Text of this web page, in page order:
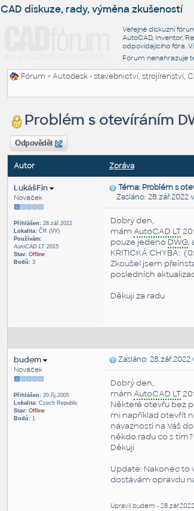
CAD diskuze, rady, výměna zkušeností
Veřejné diskuzní
AutoCAD, Inventor,
odpovídajícího fóra.
Fórum nenahrazuje
Fórum >Autodesk - stavebnictví, strojírenství,
Problém s otevíráním
Odpovědět
Autor Zpráva
LukášFin
Nováček
Přihlášen:28.zář.2022
Lokalita:ČR (VY)
Používám:
AutoCAD LT 2015
Stav: Offline
Bodů:3
Téma: Problém s
Zasláno: 28.zář.2022 v
Dobrý den,
mám AutoCAD LT
pouze jedeno DWG,
KRITICKÁ CHYBA:
Zkoušel jsem
posledních
Děkuji za radu
budem
Nováček
Přihlášen:20.říj.2005
Lokalita:Czech Republic
Stav: Offline
Bodů:1
Zasláno: 28.zář.2022
Dobrý den,
mám AutoCAD LT
Některé otevřu bez
mi například otevřít
návaznosti na Váš
někdo radu co s tím?
Děkuji
Update: Nakonec to
dostávám opravdu
Upravil budem -